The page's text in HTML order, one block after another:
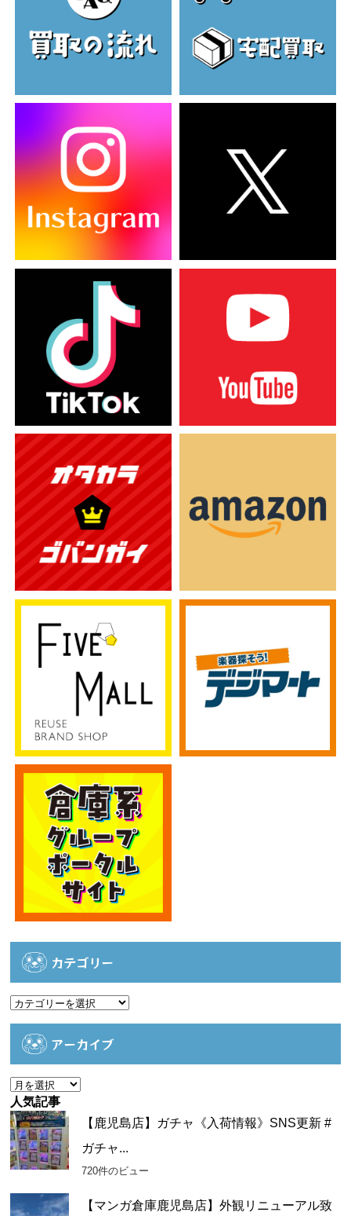
カテゴリー
カ
アーカイブ
ア
ー
カ
イ
ブ
人気記事
【鹿児島店】ガチャ《入荷情報》SNS更新 #
ガチャ...
720件のビュー
【マンガ倉庫鹿児島店】外観リニューアル致